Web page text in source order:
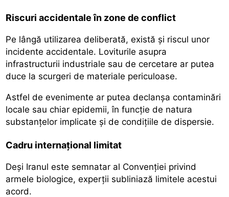
Riscuri accidentale în zone de conflict
Pe lângă utilizarea deliberată, există și riscul unor
incidente accidentale. Loviturile asupra
infrastructurii industriale sau de cercetare ar putea
duce la scurgeri de materiale periculoase.
Astfel de evenimente ar putea declanșa contaminări
locale sau chiar epidemii, în funcție de natura
substanțelor implicate și de condițiile de dispersie.
Cadru internațional limitat
Deși Iranul este semnatar al Convenției privind
armele biologice, experții subliniază limitele acestui
acord.